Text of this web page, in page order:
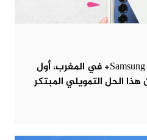
سامسونج تطلق Samsung Finance+ في المغرب، أول
الحل التمويلي المبتكر